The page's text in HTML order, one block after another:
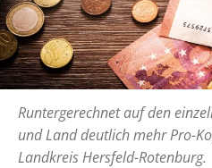
Runtergerechnet auf den
und Land deutlich mehr Pro-
Landkreis Hersfeld-Rotenburg.